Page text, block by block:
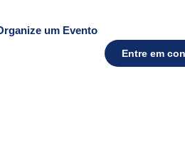
um Evento
Entre em